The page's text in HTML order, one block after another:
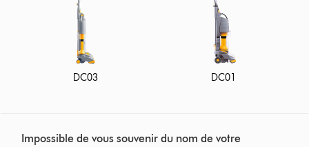
DC03 DC01
Impossible de vous souvenir du nom de votre